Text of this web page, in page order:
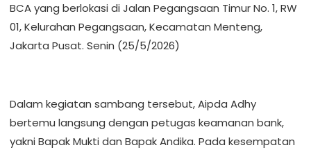
BCA yang berlokasi di Jalan Pegangsaan Timur No. 1, RW
01, Kelurahan Pegangsaan, Kecamatan Menteng,
Jakarta Pusat. Senin (25/5/2026)
Dalam kegiatan sambang tersebut, Aipda Adhy
bertemu langsung dengan petugas keamanan bank,
yakni Bapak Mukti dan Bapak Andika. Pada kesempatan